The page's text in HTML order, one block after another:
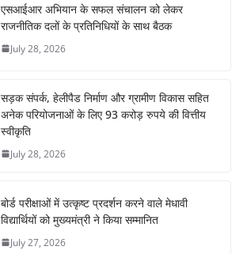
एसआईआर अभियान के सफल संचालन को लेकर
राजनीतिक दलों के प्रतिनिधियों के साथ बैठक
July 28, 2026
सड़क संपर्क, हेलीपैड निर्माण और ग्रामीण विकास सहित
अनेक परियोजनाओं के लिए 93 करोड़ रुपये की वित्तीय
स्वीकृति
July 28, 2026
बोर्ड परीक्षाओं में उत्कृष्ट प्रदर्शन करने वाले मेधावी
विद्यार्थियों को मुख्यमंत्री ने किया सम्मानित
July 27, 2026